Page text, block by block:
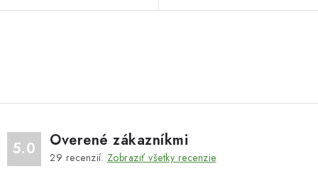
á
d
a
c
5.0 Overené zákazníkmi
29 recenzií. Zobraziť všetky recenzie